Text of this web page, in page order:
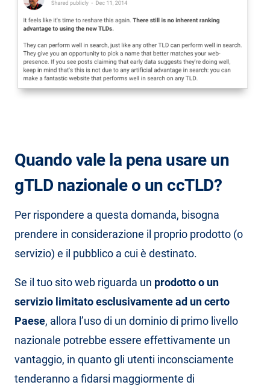
Quando vale la pena usare un
gTLD nazionale o un ccTLD?
Per rispondere a questa domanda, bisogna
prendere in considerazione il proprio prodotto (o
servizio) e il pubblico a cui è destinato.
Se il tuo sito web riguarda un prodotto o un
servizio limitato esclusivamente ad un certo
Paese, allora l’uso di un dominio di primo livello
nazionale potrebbe essere effettivamente un
vantaggio, in quanto gli utenti inconsciamente
tenderanno a fidarsi maggiormente di